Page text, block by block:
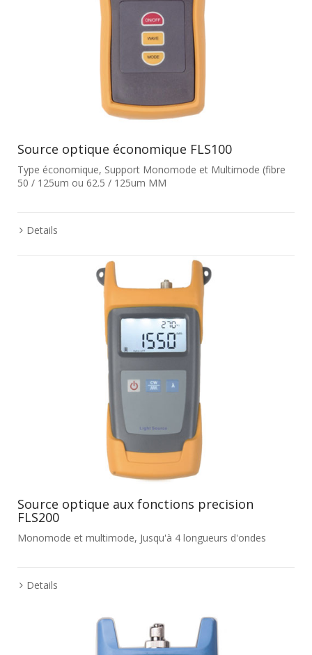
Source optique économique FLS100
Type économique, Support Monomode et Multimode (fibre
50 / 125um ou 62.5 / 125um MM
Details
Source optique aux fonctions precision
FLS200
Monomode et multimode, Jusqu'à 4 longueurs d'ondes
Details